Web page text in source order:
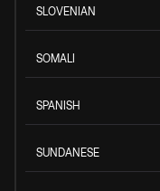
SLOVENIAN
SOMALI
SPANISH
SUNDANESE